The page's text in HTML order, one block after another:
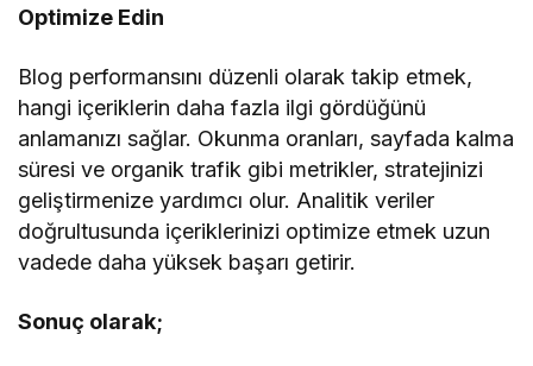
Optimize Edin
Blog performansını düzenli olarak takip etmek,
hangi içeriklerin daha fazla ilgi gördüğünü
anlamanızı sağlar. Okunma oranları, sayfada kalma
süresi ve organik trafik gibi metrikler, stratejinizi
geliştirmenize yardımcı olur. Analitik veriler
doğrultusunda içeriklerinizi optimize etmek uzun
vadede daha yüksek başarı getirir.
Sonuç olarak;